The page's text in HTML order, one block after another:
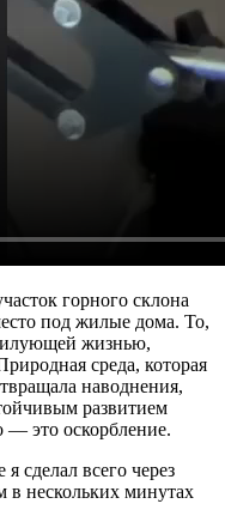
горного склона
под жилые дома. То,
жизнью,
среда, которая
наводнения,
развитием
— это оскорбление.
сделал всего через
в нескольких минутах